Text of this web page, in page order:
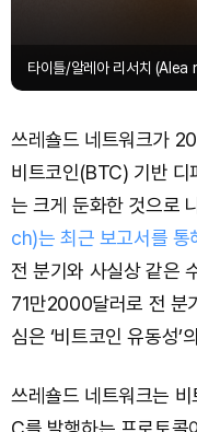
타이틀/알레아 리서치
쓰레숄드 네트워크가
비트코인(BTC) 기반 디
는 크게 둔화한 것으로
ch)는 최근 보고서를 통
전 분기와 사실상 같은
71만2000달러로 전 분
심은 ‘비트코인 유동성’
쓰레숄드 네트워크는